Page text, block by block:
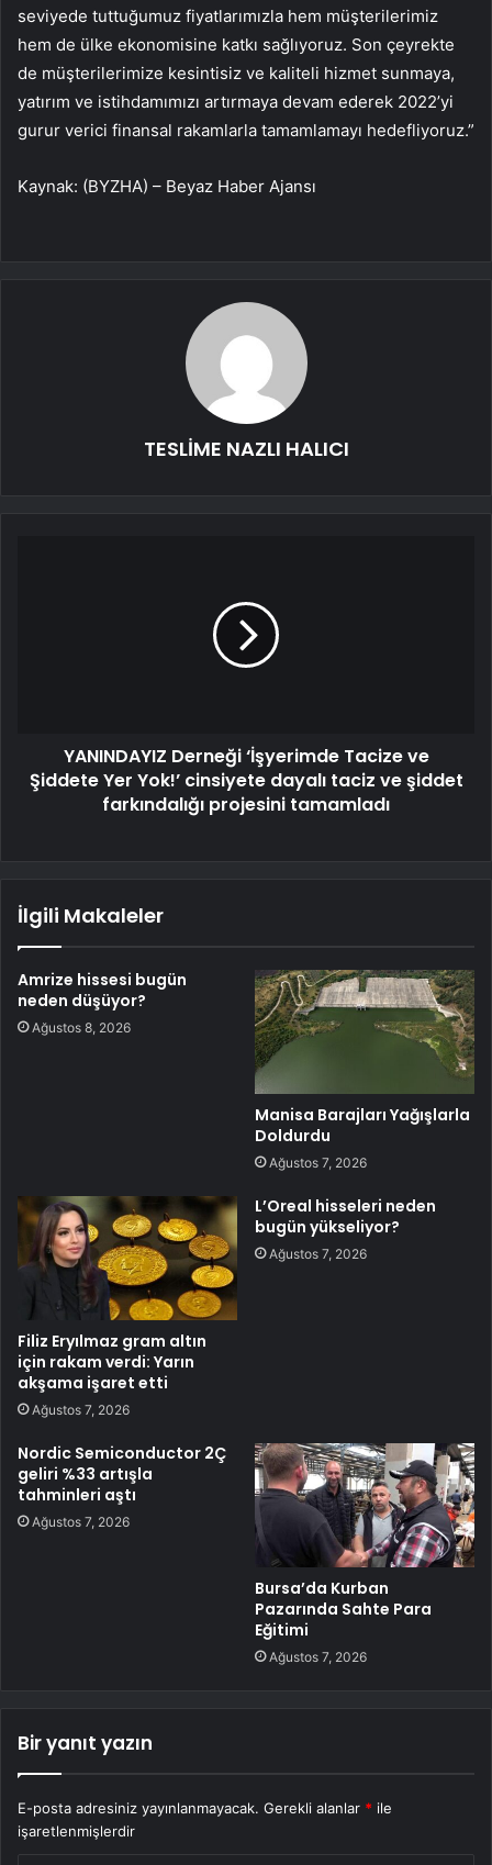
seviyede tuttuğumuz fiyatlarımızla hem müşterilerimiz
hem de ülke ekonomisine katkı sağlıyoruz. Son çeyrekte
de müşterilerimize kesintisiz ve kaliteli hizmet sunmaya,
yatırım ve istihdamımızı artırmaya devam ederek 2022’yi
gurur verici finansal rakamlarla tamamlamayı hedefliyoruz.”
Kaynak: (BYZHA) – Beyaz Haber Ajansı
TESLİME NAZLI HALICI
YANINDAYIZ Derneği ‘İşyerimde Tacize ve
Şiddete Yer Yok!’ cinsiyete dayalı taciz ve şiddet
farkındalığı projesini tamamladı
İlgili Makaleler
Amrize hissesi bugün
neden düşüyor?
Ağustos 8, 2026
Manisa Barajları Yağışlarla
Doldurdu
Ağustos 7, 2026
Filiz Eryılmaz gram altın
için rakam verdi: Yarın
akşama işaret etti
Ağustos 7, 2026
L’Oreal hisseleri neden
bugün yükseliyor?
Ağustos 7, 2026
Nordic Semiconductor 2Ç
geliri %33 artışla
tahminleri aştı
Ağustos 7, 2026
Bursa’da Kurban
Pazarında Sahte Para
Eğitimi
Ağustos 7, 2026
Bir yanıt yazın
E-posta adresiniz yayınlanmayacak. Gerekli alanlar * ile
işaretlenmişlerdir